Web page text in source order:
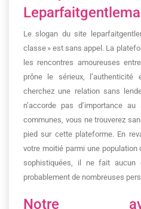
Le slogan du site
classe » est sans appel. La
les rencontres amoureuses
prône le sérieux, l’authenticité
cherchez une relation sans
n’accorde pas d’importance
communes, vous ne trouverez
pied sur cette plateforme. En
votre moitié parmi une
sophistiquées, il ne fait aucun
probablement de nombreuses
Notre